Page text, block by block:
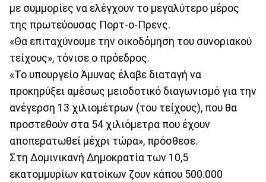
με συμμορίες να ελέγχουν το μεγαλύτερο μέρος
της πρωτεύουσας Πορτ-ο-Πρενς.
«Θα επιταχύνουμε την οικοδόμηση του συνοριακού
τείχους», τόνισε ο πρόεδρος.
«Το υπουργείο Άμυνας έλαβε διαταγή να
προκηρύξει αμέσως μειοδοτικό διαγωνισμό για την
ανέγερση 13 χιλιομέτρων (του τείχους), που θα
προστεθούν στα 54 χιλιόμετρα που έχουν
αποπερατωθεί μέχρι τώρα», πρόσθεσε.
Στη Δομινικανή Δημοκρατία των 10,5
εκατομμυρίων κατοίκων ζουν κάπου 500.000